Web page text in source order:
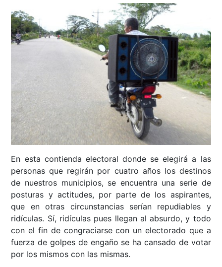
En esta contienda electoral donde se elegirá a las
personas que regirán por cuatro años los destinos
de nuestros municipios, se encuentra una serie de
posturas y actitudes, por parte de los aspirantes,
que en otras circunstancias serían repudiables y
ridículas. Sí, ridículas pues llegan al absurdo, y todo
con el fin de congraciarse con un electorado que a
fuerza de golpes de engaño se ha cansado de votar
por los mismos con las mismas.